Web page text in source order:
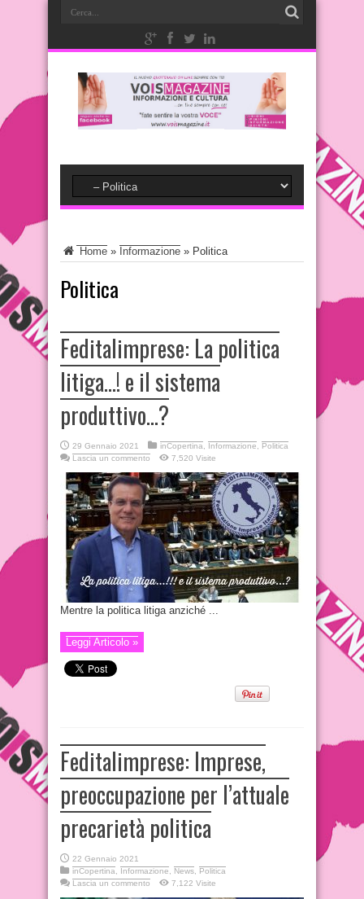
Home » Informazione » Politica
Politica
Feditalimprese: La politica
litiga…! e il sistema
produttivo…?
29 Gennaio 2021 inCopertina Informazione
Politica
Lascia un commento
7,520 Visite
Mentre la politica litiga anziché ...
Leggi Articolo »
Feditalimprese: Imprese,
preoccupazione per l’attuale
precarietà politica
22 Gennaio 2021
inCopertina
Informazione News
Politica
Lascia un commento
7,122 Visite